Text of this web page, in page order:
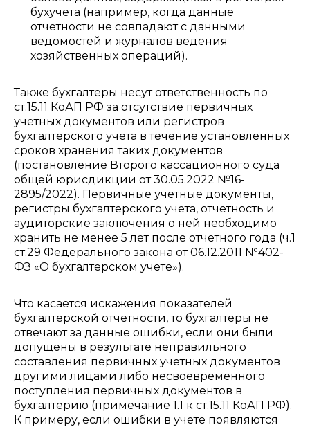
бухучета (например, когда данные
отчетности не совпадают с данными
ведомостей и журналов ведения
хозяйственных операций).
Также бухгалтеры несут ответственность по
ст.15.11 КоАП РФ за отсутствие первичных
учетных документов или регистров
бухгалтерского учета в течение установленных
сроков хранения таких документов
(постановление Второго кассационного суда
общей юрисдикции от 30.05.2022 №16-
2895/2022). Первичные учетные документы,
регистры бухгалтерского учета, отчетность и
аудиторские заключения о ней необходимо
хранить не менее 5 лет после отчетного года (ч.1
ст.29 Федерального закона от 06.12.2011 №402-
ФЗ «О бухгалтерском учете»).
Что касается искажения показателей
бухгалтерской отчетности, то бухгалтеры не
отвечают за данные ошибки, если они были
допущены в результате неправильного
составления первичных учетных документов
другими лицами либо несвоевременного
поступления первичных документов в
бухгалтерию (примечание 1.1 к ст.15.11 КоАП РФ).
К примеру, если ошибки в учете появляются